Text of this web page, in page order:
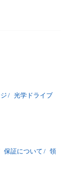
/ 光学ドライブ
保証について / 領